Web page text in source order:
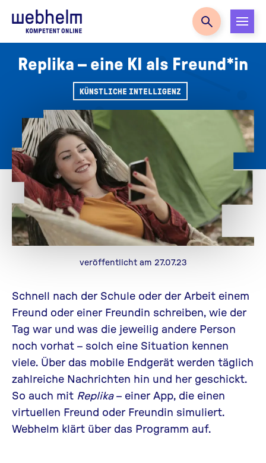
Zur Startseite
Replika – eine KI als Freund*in
KÜNSTLICHE INTELLIGENZ
veröffentlicht am 27.07.23
Schnell nach der Schule oder der Arbeit einem
Freund oder einer Freundin schreiben, wie der
Tag war und was die jeweilig andere Person
noch vorhat – solch eine Situation kennen
viele. Über das mobile Endgerät werden täglich
zahlreiche Nachrichten hin und her geschickt.
So auch mit Replika– einer App, die einen
virtuellen Freund oder Freundin simuliert.
Webhelm klärt über das Programm auf.